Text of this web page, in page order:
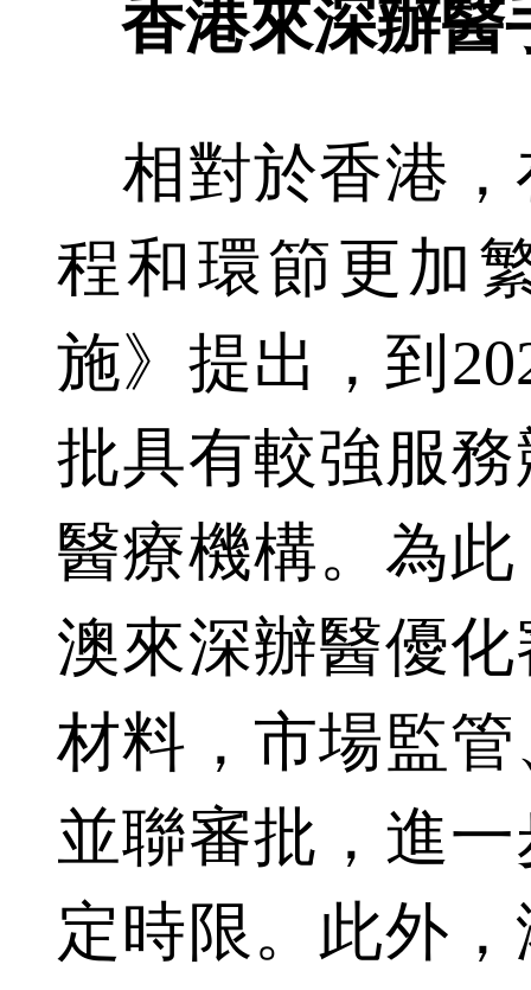
香港來深辦醫
相對於香港，
程和環節更加
施》提出，到
批具有較強服
醫療機構。為
澳來深辦醫優
材料，市場監
並聯審批，進
定時限。此外